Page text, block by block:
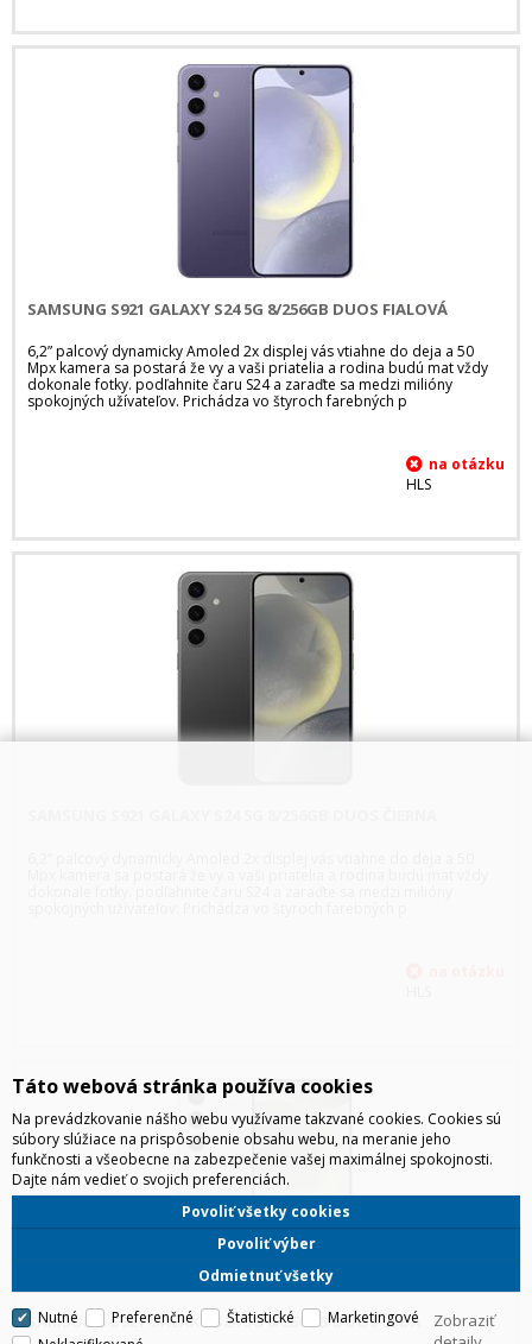
SAMSUNG S921 GALAXY S24 5G 8/256GB DUOS FIALOVÁ
6,2” palcový dynamicky Amoled 2x displej vás vtiahne do deja a 50
Mpx kamera sa postará že vy a vaši priatelia a rodina budú mat vždy
dokonale fotky. podľahnite čaru S24 a zaraďte sa medzi milióny
spokojných užívateľov. Prichádza vo štyroch farebných p
HLS
SAMSUNG S921 GALAXY S24 5G 8/256GB DUOS ŠEDÁ
Táto webová stránka používa cookies
Na prevádzkovanie nášho webu využívame takzvané cookies. Cookies sú
súbory slúžiace na prispôsobenie obsahu webu, na meranie jeho
funkčnosti a všeobecne na zabezpečenie vašej maximálnej spokojnosti.
Dajte nám vedieť o svojich preferenciách.
Odmietnuť všetky
Povoliť výber
Povoliť všetky cookies
Nutné Preferenčné Štatistické
Marketingové
Zobraziť